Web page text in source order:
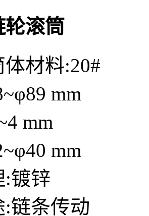
轮滚筒
体材料:20#
mm
mm
mm
:镀锌
:链条传动